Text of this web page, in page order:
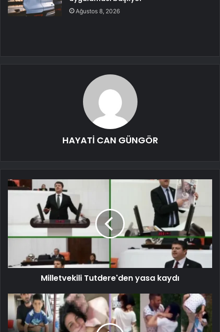
Ağustos 8, 2026
HAYATİ CAN GÜNGÖR
Milletvekili Tutdere'den yasa kaydı